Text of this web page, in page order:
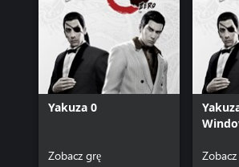
Yakuza 0
Zobacz grę